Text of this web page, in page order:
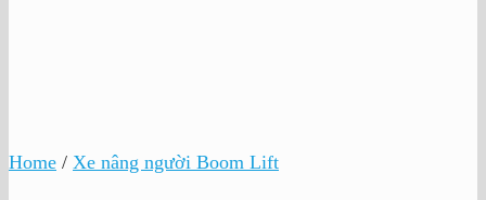
Home / Xe nâng người Boom Lift